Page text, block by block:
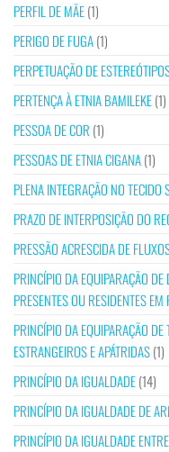
PERFIL DE MÃE(1)
PERIGO DE FUGA(1)
PERPETUAÇÃO DE
PERTENÇA À ETNIA BAMILEKE(1)
PESSOA DE COR (1)
PESSOAS DE ETNIA CIGANA(1)
PLENA INTEGRAÇÃO NO TECIDO
PRAZO DE INTERPOSIÇÃO DO
PRESSÃO ACRESCIDA DE
PRINCÍPIO DA EQUIPARAÇÃO
PRESENTES OU RESIDENTES EM
PRINCÍPIO DA EQUIPARAÇÃO
ESTRANGEIROS E APÁTRIDAS(1)
PRINCÍPIO DA IGUALDADE(14)
PRINCÍPIO DA IGUALDADE DE
PRINCÍPIO DA IGUALDADE